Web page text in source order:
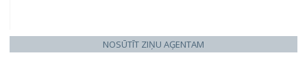
NOSŪTĪT ZIŅU AĢENTAM